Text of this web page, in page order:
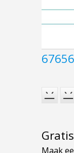
67656